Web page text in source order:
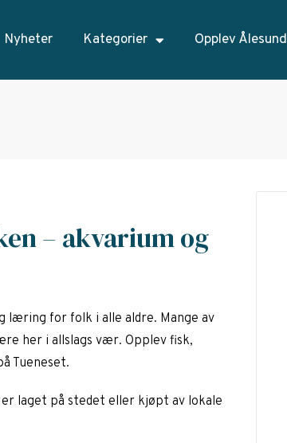
Nyheter Kategorier Opplev Ålesund
– akvarium og
læring for folk i alle aldre. Mange av
her i allslags vær. Opplev fisk,
Tueneset.
laget på stedet eller kjøpt av lokale